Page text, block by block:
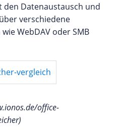
Datenaustausch und
verschiedene
WebDAV oder SMB
office-